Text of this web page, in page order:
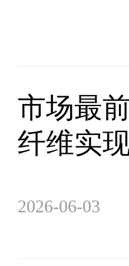
市场最
纤维实
2026-06-03